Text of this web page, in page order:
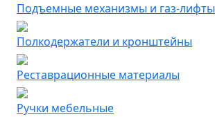
Подъемные механизмы и газ-лифты
Полкодержатели и кронштейны
Реставрационные материалы
Ручки мебельные